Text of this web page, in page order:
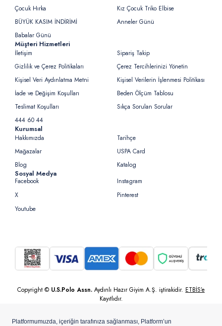
Çocuk Hırka
Kız Çocuk Triko Elbise
BÜYÜK KASIM İNDİRİMİ
Anneler Günü
Babalar Günü
Müşteri Hizmetleri
İletişim
Sipariş Takip
Gizlilik ve Çerez Politikaları
Çerez Tercihlerinizi Yönetin
Kişisel Veri Aydınlatma Metni
Kişisel Verilerin İşlenmesi Politikası
İade ve Değişim Koşulları
Beden Ölçüm Tablosu
Teslimat Koşulları
Sıkça Sorulan Sorular
444 60 44
Kurumsal
Hakkımızda
Tarihçe
Mağazalar
USPA Card
Blog
Katalog
Sosyal Medya
Facebook
Instagram
X
Pinterest
Youtube
Copyright © U.S.Polo Assn. Aydınlı Hazır Giyim A.Ş. iştirakidir. ETBİS’e
Kayıtlıdır.